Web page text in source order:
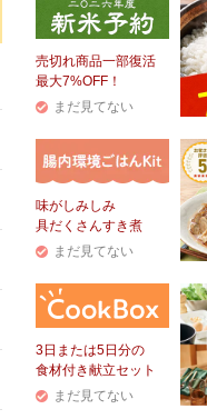
売切れ商品一部復活
最大7%OFF！
まだ見てない
味がしみしみ
具だくさんすき煮
まだ見てない
3日または5日分の
食材付き献立セット
まだ見てない